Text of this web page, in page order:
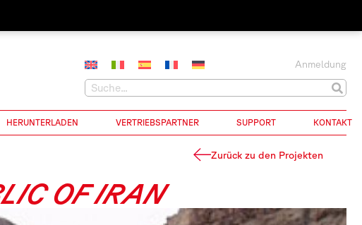
Anmeldung
HERUNTERLADEN VERTRIEBSPARTNER SUPPORT KONTAKT
Zurück zu den Projekten
OF IRAN